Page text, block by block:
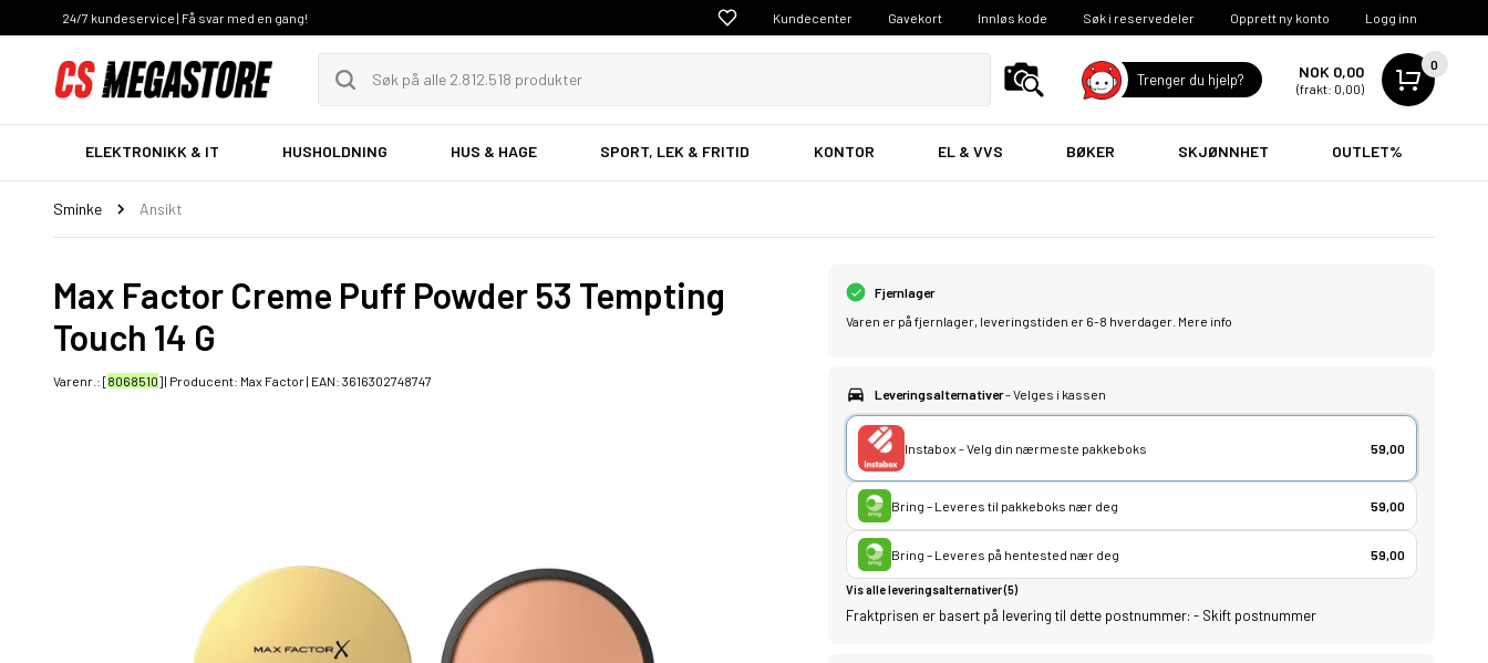
24/7 kundeservice | Få svar med en gang! Kundecenter Gavekort Innløs kode Søk i reservedeler Opprett ny konto Logg inn
Trenger du hjelp? NOK 0,00
(frakt: 0,00)
0
ELEKTRONIKK & IT HUSHOLDNING HUS & HAGE SPORT, LEK & FRITID KONTOR EL & VVS BØKER SKJØNNHET OUTLET%
Sminke Ansikt
Max Factor Creme Puff Powder 53 Tempting
Touch 14 G
Varenr.: [8068510] | Producent: Max Factor| EAN: 3616302748747
Fjernlager
Varen er på fjernlager, leveringstiden er 6-8 hverdager. Mere info
Leveringsalternativer- Velges i kassen
Instabox - Velg din nærmeste pakkeboks 59,00
Bring – Leveres til pakkeboks nær deg 59,00
Bring – Leveres på hentested nær deg 59,00
Vis alle leveringsalternativer (5)
Fraktprisen er basert på levering til dette postnummer: - Skift postnummer